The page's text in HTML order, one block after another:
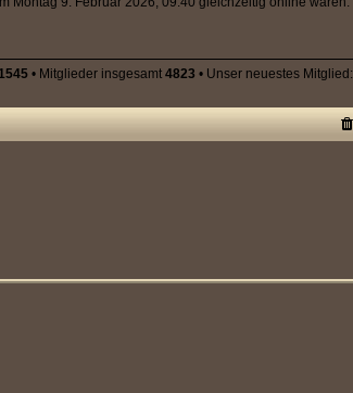
• Mitglieder insgesamt 4823 • Unser neuestes Mitglied: